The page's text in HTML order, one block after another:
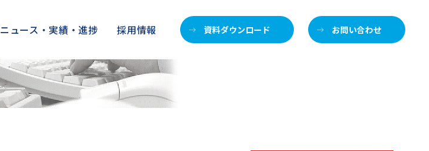
ニュース・実績・進捗 採用情報 資料ダウンロード お問い合わせ